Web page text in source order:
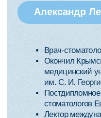
Запишитесь
на курс